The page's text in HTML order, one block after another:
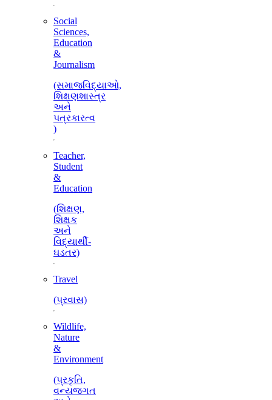
Social
Sciences,
Education
&
Journalism
(સમાજવિદ્યાઓ,
શિક્ષણશાસ્ત્ર
અને
પત્રકારત્વ
)
Teacher,
Student
&
Education
(શિક્ષણ,
શિક્ષક
અને
વિદ્યાર્થી-
ઘડતર)
Travel
(પ્રવાસ)
Wildlife,
Nature
&
Environment
(પ્રકૃતિ,
વન્યજગત